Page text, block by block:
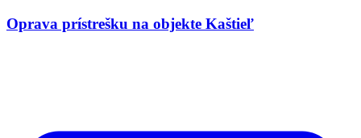
Oprava prístrešku na objekte Kaštieľ